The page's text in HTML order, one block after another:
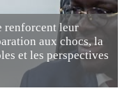
renforcent leur
aux chocs, la
et les perspectives